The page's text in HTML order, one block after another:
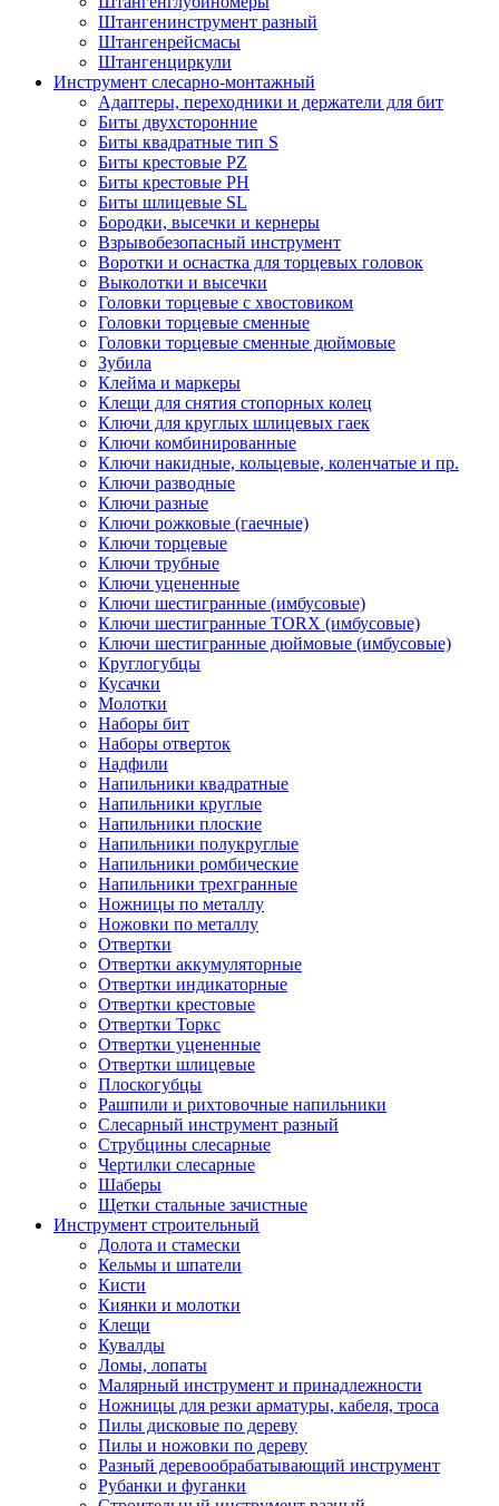
Штангенинструмент разный
Штангенрейсмасы
Штангенциркули
Инструмент слесарно-монтажный
Адаптеры, переходники и держатели для бит
Биты двухсторонние
Биты квадратные тип S
Биты крестовые РZ
Биты крестовые РН
Биты шлицевые SL
Бородки, высечки и кернеры
Взрывобезопасный инструмент
Воротки и оснаcтка для торцевых головок
Выколотки и высечки
Головки торцевые с хвостовиком
Головки торцевые сменные
Головки торцевые сменные дюймовые
Зубила
Клейма и маркеры
Клещи для снятия стопорных колец
Ключи для круглых шлицевых гаек
Ключи комбинированные
Ключи накидные, кольцевые, коленчатые и пр.
Ключи разводные
Ключи разные
Ключи рожковые (гаечные)
Ключи торцевые
Ключи трубные
Ключи уцененные
Ключи шестигранные (имбусовые)
Ключи шестигранные TORX (имбусовые)
Ключи шестигранные дюймовые (имбусовые)
Круглогубцы
Кусачки
Молотки
Наборы бит
Наборы отверток
Надфили
Напильники квадратные
Напильники круглые
Напильники плоские
Напильники полукруглые
Напильники ромбические
Напильники трехгранные
Ножницы по металлу
Ножовки по металлу
Отвертки
Отвертки аккумуляторные
Отвертки индикаторные
Отвертки крестовые
Отвертки Торкс
Отвертки уцененные
Отвертки шлицевые
Плоскогубцы
Рашпили и рихтовочные напильники
Слесарный инструмент разный
Струбцины слесарные
Чертилки слесарные
Шаберы
Щетки стальные зачистные
Инструмент строительный
Долота и стамески
Кельмы и шпатели
Кисти
Киянки и молотки
Клещи
Кувалды
Ломы, лопаты
Малярный инструмент и принадлежности
Ножницы для резки арматуры, кабеля, троса
Пилы дисковые по дереву
Пилы и ножовки по дереву
Разный деревообрабатывающий инструмент
Рубанки и фуганки